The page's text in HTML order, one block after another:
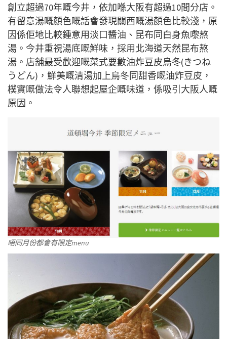
創立超過70年嘅今井，依加喺大阪有超過10間分店。
有留意湯嘅顏色嘅話會發現關西嘅湯顏色比較淺，原
因係佢地比較鍾意用淡口醬油、昆布同白身魚嚟熬
湯。今井重視湯底嘅鮮味，採用北海道天然昆布熬
湯。店舖最受歡迎嘅菜式要數油炸豆皮烏冬(きつね
うどん)，鮮美嘅清湯加上烏冬同甜香嘅油炸豆皮，
樸實嘅做法令人聯想起屋企嘅味道，係吸引大阪人嘅
原因。
唔同月份都會有限定menu